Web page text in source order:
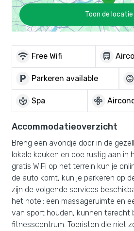
Toon de locatie
wifi Free Wifi directions_bus
local_parking Parkeren available child_care
spa Spa mode_fan
Accommodatieoverzicht
Breng een avondje door in de
lokale keuken en doe rustig aan in
gratis WiFi op het terrein kun je
de auto komt, kun je parkeren op
zijn de volgende services
het hotel: een massageruimte en
van sport houden, kunnen terecht
fitnesscentrum. Toeristen die niet